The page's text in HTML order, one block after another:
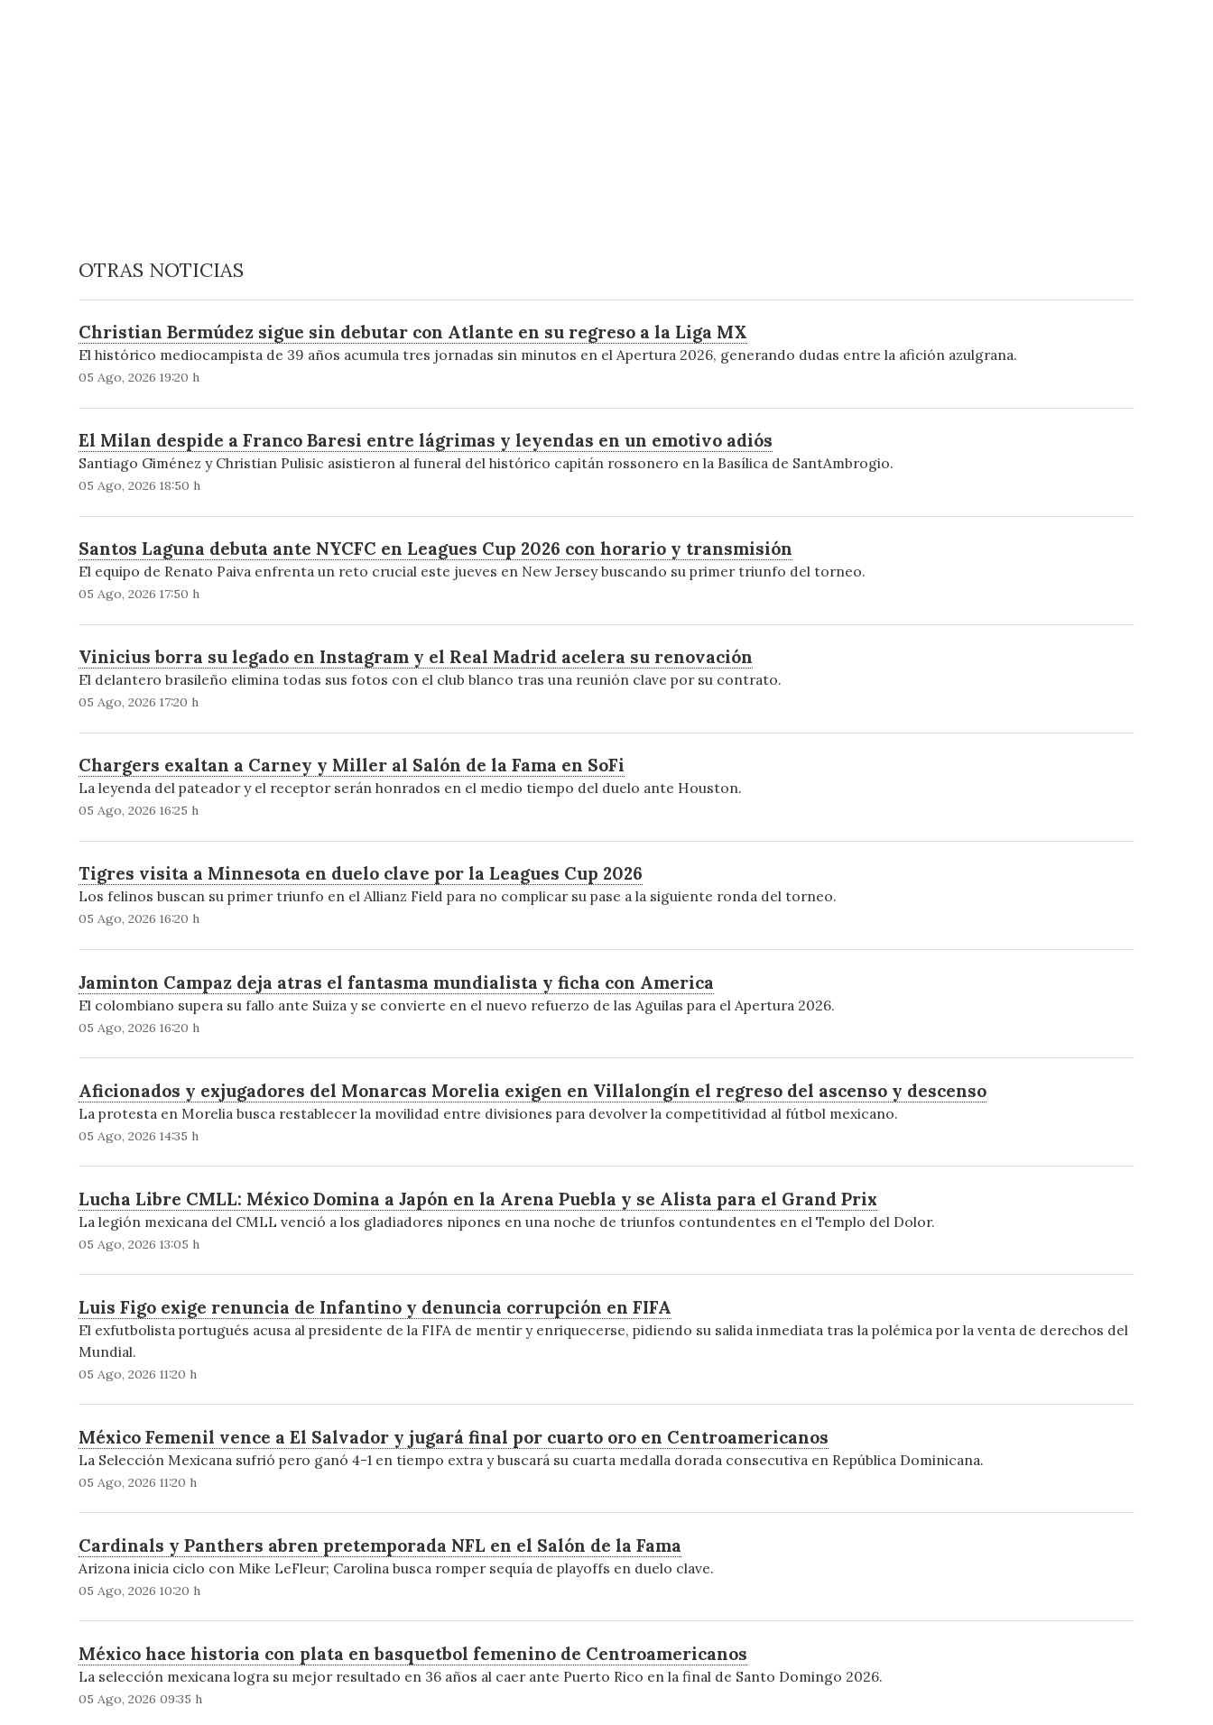
OTRAS NOTICIAS
Christian Bermúdez sigue sin debutar con Atlante en su regreso a la Liga MX
El histórico mediocampista de 39 años acumula tres jornadas sin minutos en el Apertura 2026, generando dudas entre la afición azulgrana.
05 Ago, 2026 19:20 h
El Milan despide a Franco Baresi entre lágrimas y leyendas en un emotivo adiós
Santiago Giménez y Christian Pulisic asistieron al funeral del histórico capitán rossonero en la Basílica de SantAmbrogio.
05 Ago, 2026 18:50 h
Santos Laguna debuta ante NYCFC en Leagues Cup 2026 con horario y transmisión
El equipo de Renato Paiva enfrenta un reto crucial este jueves en New Jersey buscando su primer triunfo del torneo.
05 Ago, 2026 17:50 h
Vinicius borra su legado en Instagram y el Real Madrid acelera su renovación
El delantero brasileño elimina todas sus fotos con el club blanco tras una reunión clave por su contrato.
05 Ago, 2026 17:20 h
Chargers exaltan a Carney y Miller al Salón de la Fama en SoFi
La leyenda del pateador y el receptor serán honrados en el medio tiempo del duelo ante Houston.
05 Ago, 2026 16:25 h
Tigres visita a Minnesota en duelo clave por la Leagues Cup 2026
Los felinos buscan su primer triunfo en el Allianz Field para no complicar su pase a la siguiente ronda del torneo.
05 Ago, 2026 16:20 h
Jaminton Campaz deja atras el fantasma mundialista y ficha con America
El colombiano supera su fallo ante Suiza y se convierte en el nuevo refuerzo de las Aguilas para el Apertura 2026.
05 Ago, 2026 16:20 h
Aficionados y exjugadores del Monarcas Morelia exigen en Villalongín el regreso del ascenso y descenso
La protesta en Morelia busca restablecer la movilidad entre divisiones para devolver la competitividad al fútbol mexicano.
05 Ago, 2026 14:35 h
Lucha Libre CMLL: México Domina a Japón en la Arena Puebla y se Alista para el Grand Prix
La legión mexicana del CMLL venció a los gladiadores nipones en una noche de triunfos contundentes en el Templo del Dolor.
05 Ago, 2026 13:05 h
Luis Figo exige renuncia de Infantino y denuncia corrupción en FIFA
El exfutbolista portugués acusa al presidente de la FIFA de mentir y enriquecerse, pidiendo su salida inmediata tras la polémica por la venta de derechos del
Mundial.
05 Ago, 2026 11:20 h
México Femenil vence a El Salvador y jugará final por cuarto oro en Centroamericanos
La Selección Mexicana sufrió pero ganó 4-1 en tiempo extra y buscará su cuarta medalla dorada consecutiva en República Dominicana.
05 Ago, 2026 11:20 h
Cardinals y Panthers abren pretemporada NFL en el Salón de la Fama
Arizona inicia ciclo con Mike LeFleur; Carolina busca romper sequía de playoffs en duelo clave.
05 Ago, 2026 10:20 h
México hace historia con plata en basquetbol femenino de Centroamericanos
La selección mexicana logra su mejor resultado en 36 años al caer ante Puerto Rico en la final de Santo Domingo 2026.
05 Ago, 2026 09:35 h